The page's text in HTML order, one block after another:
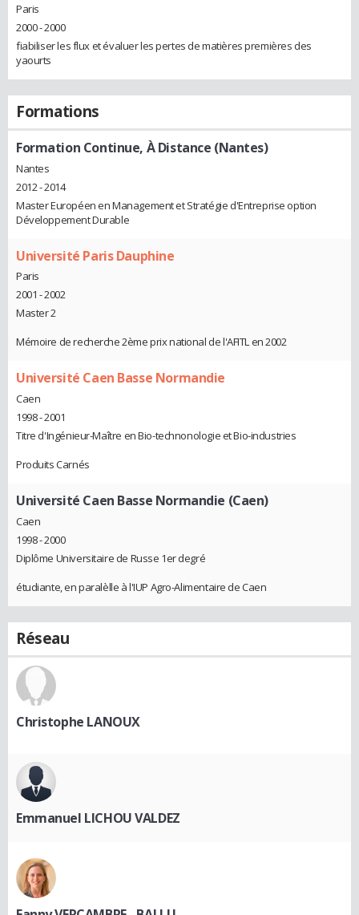
Paris
2000 - 2000
fiabiliser les flux et évaluer les pertes de matières premières des
yaourts
Formations
Formation Continue, À Distance (Nantes)
Nantes
2012 - 2014
Master Européen en Management et Stratégie d'Entreprise option
Développement Durable
Université Paris Dauphine
Paris
2001 - 2002
Master 2
Mémoire de recherche 2ème prix national de l'AFITL en 2002
Université Caen Basse Normandie
Caen
1998 - 2001
Titre d'Ingénieur-Maître en Bio-technonologie et Bio-industries
Produits Carnés
Université Caen Basse Normandie (Caen)
Caen
1998 - 2000
Diplôme Universitaire de Russe 1er degré
étudiante, en paralèlle à l'IUP Agro-Alimentaire de Caen
Réseau
Christophe LANOUX
Emmanuel LICHOU VALDEZ